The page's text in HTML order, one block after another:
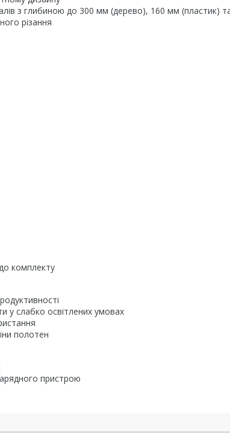
з глибиною до 300 мм (дерево), 160 мм (пластик)
різання
комплекту
у слабко освітлених умовах
полотен
пристрою